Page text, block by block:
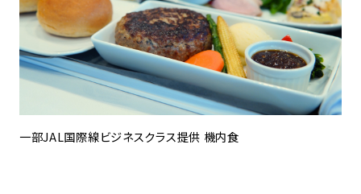
一部JAL国際線ビジネスクラス提供 機内食